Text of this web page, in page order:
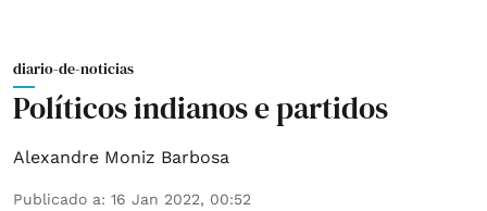
diario-de-noticias
Políticos indianos e partidos
Alexandre Moniz Barbosa
Publicado a: 16 Jan 2022, 00:52